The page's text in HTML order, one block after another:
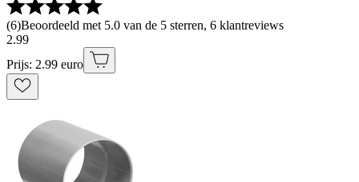
(6)Beoordeeld met 5.0 van de 5 sterren, 6 klantreviews
2.99
Prijs: 2.99 euro